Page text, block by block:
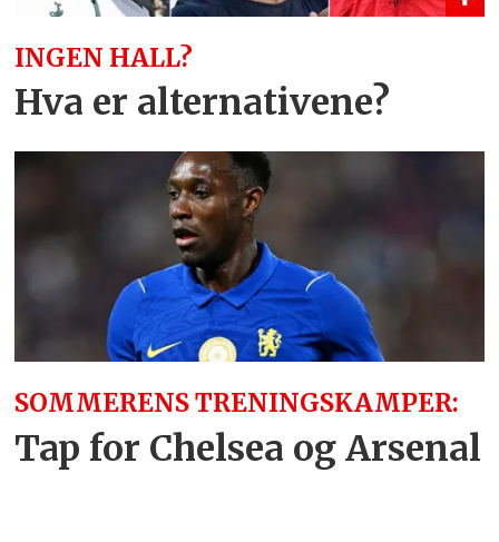
INGEN HALL?
Hva er alternativene?
SOMMERENS TRENINGSKAMPER:
Tap for Chelsea og Arsenal